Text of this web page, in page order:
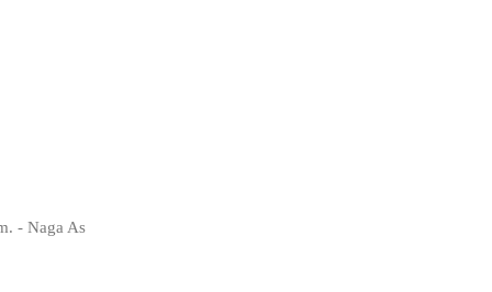
- Naga As